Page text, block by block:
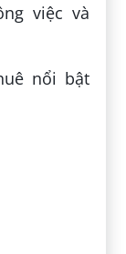
việc và
nổi bật